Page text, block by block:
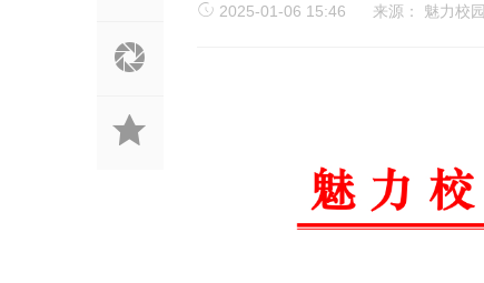
2025-01-06 15:46 来源： 魅力校园